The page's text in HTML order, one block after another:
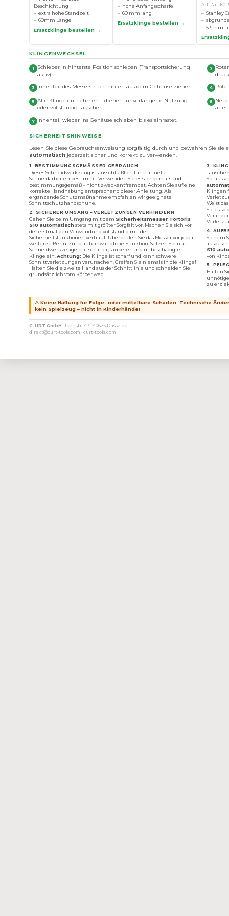
Beschichtung
extra hohe Standzeit
60mm Länge
Ersatzklinge bestellen →
hohe Anfangsschärfe
60 mm lang
Ersatzklinge bestellen →
Art.-Nr.: K013
Stanley
53 mm
KLINGENWECHSEL
Schieber in hinterste Position schieben (Transportsicherung
aktiv).
Innenteil des Messers nach hinten aus dem Gehäuse ziehen.
Rote
Alte Klinge entnehmen – drehen für verlängerte Nutzung
oder vollständig tauschen.
Innenteil wieder ins Gehäuse schieben bis es einrastet.
SICHERHEITSHINWEISE
Lesen Sie diese Gebrauchsanweisung sorgfältig durch und bewahren Sie sie
automatischjederzeit sicher und korrekt zu verwenden.
1. BESTIMMUNGSGEMÄSSER GEBRAUCH
Dieses Schneidwerkzeug ist ausschließlich für manuelle
Schneidarbeiten bestimmt. Verwenden Sie es sachgemäß und
bestimmungsgemäß – nicht zweckentfremdet. Achten Sie auf eine
korrekte Handhabung entsprechend dieser Anleitung. Als
ergänzende Schutzmaßnahme empfehlen wir geeignete
Schnittschutzhandschuhe.
2. SICHERER UMGANG – VERLETZUNGEN VERHINDERN
Gehen Sie beim Umgang mit dem Sicherheitsmesser Tortoris
S10 automatischstets mit größter Sorgfalt vor. Machen Sie sich vor
der erstmaligen Verwendung vollständig mit den
Sicherheitsfunktionen vertraut. Überprüfen Sie das Messer vor jeder
weiteren Benutzung auf einwandfreie Funktion. Setzen Sie nur
Schneidwerkzeuge mit scharfer, sauberer und unbeschädigter
Klinge ein. Achtung: Die Klinge ist scharf und kann schwere
Schnittverletzungen verursachen. Greifen Sie niemals in die Klinge!
Halten Sie die zweite Hand aus der Schnittlinie und schneiden Sie
grundsätzlich vom Körper weg.
3.
Sie
Klingen
Weist
Sie es
4.
Sichern
S10
von
5.
Halten
zu
⚠ Keine Haftung für Folge- oder mittelbare Schäden. Technische
kein Spielzeug – nicht in Kinderhände!
C-URT GmbH · Ikenstr. 47 · 40625 Düsseldorf
direkt@curt-tools.com · curt-tools.com